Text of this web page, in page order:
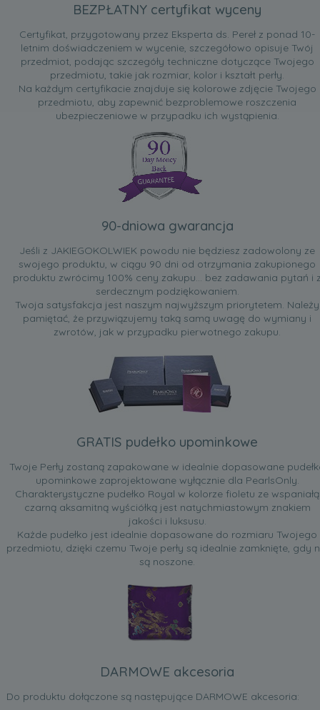
BEZPŁATNY certyfikat wyceny
Certyfikat, przygotowany przez Eksperta ds. Pereł z ponad 10-
letnim doświadczeniem w wycenie, szczegółowo opisuje Twój
przedmiot, podając szczegóły techniczne dotyczące Twojego
przedmiotu, takie jak rozmiar, kolor i kształt perły.
Na każdym certyfikacie znajduje się kolorowe zdjęcie Twojego
przedmiotu, aby zapewnić bezproblemowe roszczenia
ubezpieczeniowe w przypadku ich wystąpienia.
90-dniowa gwarancja
Jeśli z JAKIEGOKOLWIEK powodu nie będziesz zadowolony ze
swojego produktu, w ciągu 90 dni od otrzymania zakupionego
produktu zwrócimy 100% ceny zakupu... bez zadawania pytań i
serdecznym podziękowaniem.
Twoja satysfakcja jest naszym najwyższym priorytetem. Należy
pamiętać, że przywiązujemy taką samą uwagę do wymiany i
zwrotów, jak w przypadku pierwotnego zakupu.
GRATIS pudełko upominkowe
Twoje Perły zostaną zapakowane w idealnie dopasowane
upominkowe zaprojektowane wyłącznie dla PearlsOnly.
Charakterystyczne pudełko Royal w kolorze fioletu ze wspaniałą
czarną aksamitną wyściółką jest natychmiastowym znakiem
jakości i luksusu.
Każde pudełko jest idealnie dopasowane do rozmiaru Twojego
przedmiotu, dzięki czemu Twoje perły są idealnie zamknięte, gdy
są noszone.
DARMOWE akcesoria
Do produktu dołączone są następujące DARMOWE akcesoria: